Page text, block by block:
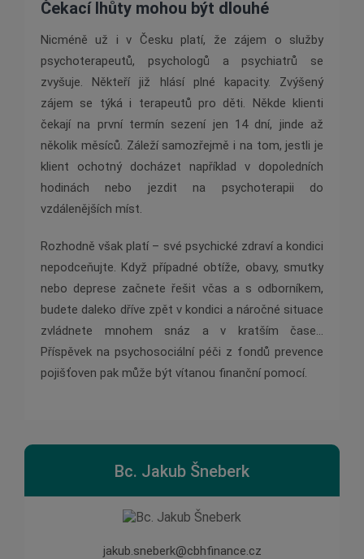
Čekací lhůty mohou být dlouhé
Nicméně už i v Česku platí, že zájem o služby
psychoterapeutů, psychologů a psychiatrů se
zvyšuje. Někteří již hlásí plné kapacity. Zvýšený
zájem se týká i terapeutů pro děti. Někde klienti
čekají na první termín sezení jen 14 dní, jinde až
několik měsíců. Záleží samozřejmě i na tom, jestli je
klient ochotný docházet například v dopoledních
hodinách nebo jezdit na psychoterapii do
vzdálenějších míst.
Rozhodně však platí – své psychické zdraví a kondici
nepodceňujte. Když případné obtíže, obavy, smutky
nebo deprese začnete řešit včas a s odborníkem,
budete daleko dříve zpět v kondici a náročné situace
zvládnete mnohem snáz a v kratším čase…
Příspěvek na psychosociální péči z fondů prevence
pojišťoven pak může být vítanou finanční pomocí.
Bc. Jakub Šneberk
jakub.sneberk@cbhfinance.cz